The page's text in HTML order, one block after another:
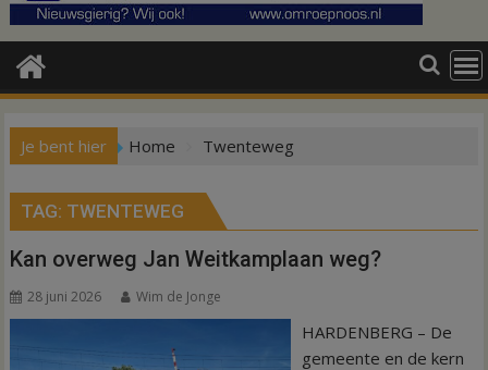
Je bent hier Home Twenteweg
TAG: TWENTEWEG
Kan overweg Jan Weitkamplaan weg?
28 juni 2026 Wim de Jonge
HARDENBERG – De
gemeente en de kern